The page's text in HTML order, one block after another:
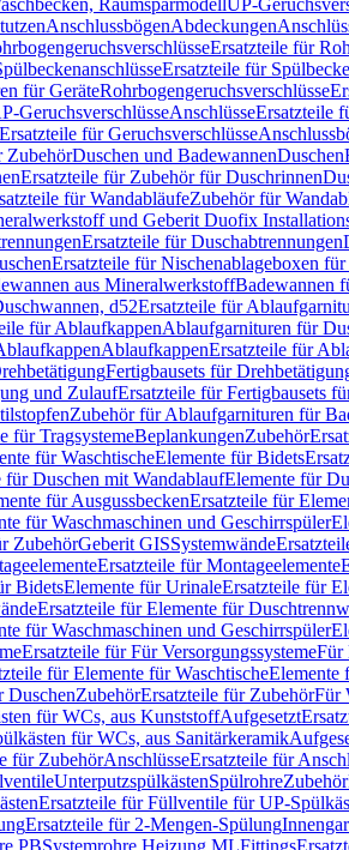
RaumsparmodellUP-
AnschlussbögenAbdeckungen
Ersatzteile für
Ersatzteile für
für GeräteRohrbogengeruchsverschlüsse
GeruchsverschlüsseAnschlüsseErsatzteile
Ersatzteile für Geruchsverschlüsse
ZubehörDuschen und BadewannenDuschen
Ersatzteile für Zubehör für Duschrinnen
für WandabläufeZubehör für
und Geberit Duofix
Ersatzteile für Duschabtrennungen
Ersatzteile für Nischenablageboxen für
aus MineralwerkstoffBadewannen
d52Ersatzteile für
für AblaufkappenAblaufgarnituren für
AblaufkappenErsatzteile für
Fertigbausets für
und ZulaufErsatzteile für Fertigbausets
Zubehör für Ablaufgarnituren für
für TragsystemeBeplankungenZubehör
für WaschtischeElemente für Bidets
für Duschen mit WandablaufElemente für
für AusgussbeckenErsatzteile für
für Waschmaschinen und Geschirrspüler
ZubehörGeberit GISSystemwände
Ersatzteile für Montageelemente
BidetsElemente für UrinaleErsatzteile für
Ersatzteile für Elemente für
für Waschmaschinen und Geschirrspüler
Ersatzteile für Für VersorgungssystemeFür
für Elemente für WaschtischeElemente
DuschenZubehörErsatzteile für ZubehörFür
für WCs, aus KunststoffAufgesetzt
für WCs, aus Sanitärkeramik
für ZubehörAnschlüsseErsatzteile für
UnterputzspülkästenSpülrohreZubehör
Ersatzteile für Füllventile für UP-
Ersatzteile für 2-Mengen-Spülung
PBSystemrohre Heizung MLFittings